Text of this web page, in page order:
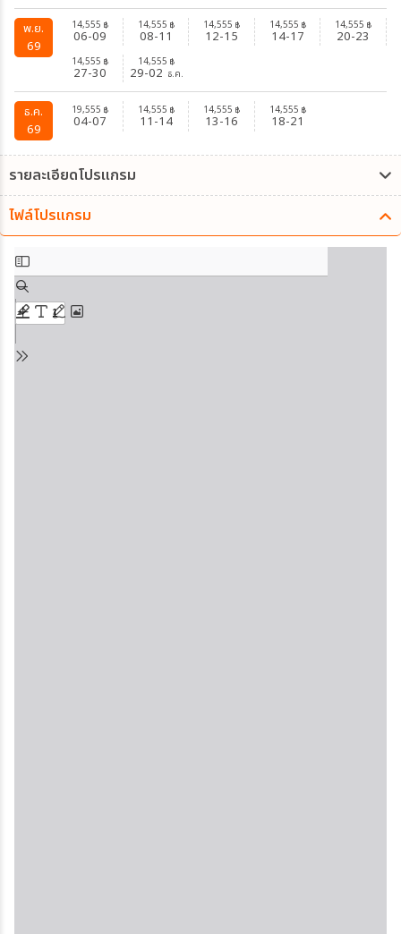
พ.ย.
69
14,555 ฿
06-09
14,555 ฿
08-11
14,555 ฿
12-15
14,555 ฿
14-17
14,555 ฿
20-23
14,555 ฿
27-30
14,555 ฿
29-02 ธ.ค.
ธ.ค.
69
19,555 ฿
04-07
14,555 ฿
11-14
14,555 ฿
13-16
14,555 ฿
18-21
รายละเอียดโปรแกรม
ไฟล์โปรแกรม